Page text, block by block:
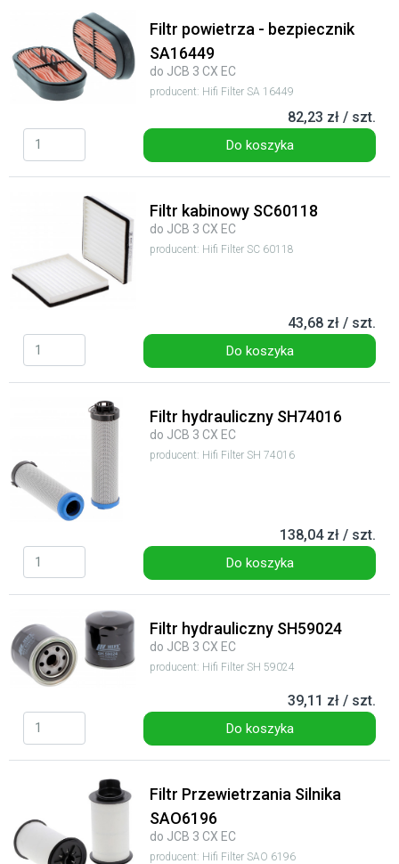
Filtr powietrza - bezpiecznik
SA16449
do JCB 3 CX EC
producent: Hifi Filter SA 16449
82,23 zł / szt.
Do koszyka
Filtr kabinowy SC60118
do JCB 3 CX EC
producent: Hifi Filter SC 60118
43,68 zł / szt.
Do koszyka
Filtr hydrauliczny SH74016
do JCB 3 CX EC
producent: Hifi Filter SH 74016
138,04 zł / szt.
Do koszyka
Filtr hydrauliczny SH59024
do JCB 3 CX EC
producent: Hifi Filter SH 59024
39,11 zł / szt.
Do koszyka
Filtr Przewietrzania Silnika
SAO6196
do JCB 3 CX EC
producent: Hifi Filter SAO 6196